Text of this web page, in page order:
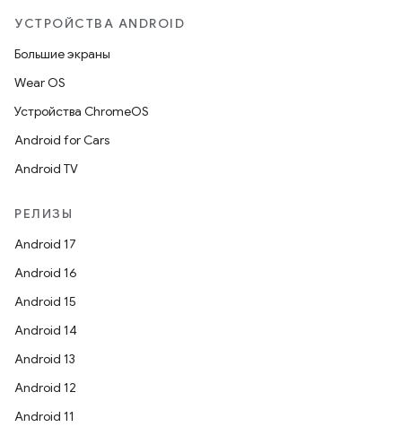
УСТРОЙСТВА ANDROID
Большие экраны
Wear OS
Устройства ChromeOS
Android for Cars
Android TV
РЕЛИЗЫ
Android 17
Android 16
Android 15
Android 14
Android 13
Android 12
Android 11